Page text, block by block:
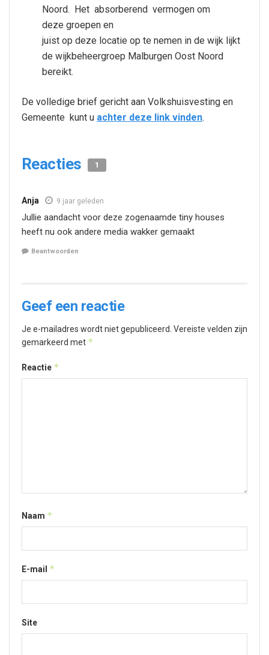
Noord. Het absorberend vermogen om
deze groepen en
juist op deze locatie op te nemen in de wijk lijkt
de wijkbeheergroep Malburgen Oost Noord
bereikt.
De volledige brief gericht aan Volkshuisvesting en
Gemeente kunt u achter deze link vinden.
Reacties 1
Anja 9 jaar geleden
Jullie aandacht voor deze zogenaamde tiny houses
heeft nu ook andere media wakker gemaakt
Beantwoorden
Geef een reactie
Je e-mailadres wordt niet gepubliceerd. Vereiste velden zijn
gemarkeerd met *
Reactie *
Naam *
E-mail *
Site